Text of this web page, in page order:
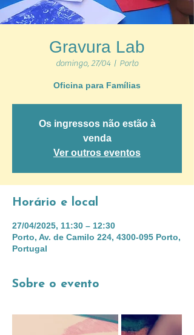
Gravura Lab
domingo, 27/04
  |
Porto
Oficina para Famílias
Os ingressos não estão à
venda
Ver outros eventos
Horário e local
27/04/2025, 11:30 – 12:30
Porto, Av. de Camilo 224, 4300-095 Porto,
Portugal
Sobre o evento